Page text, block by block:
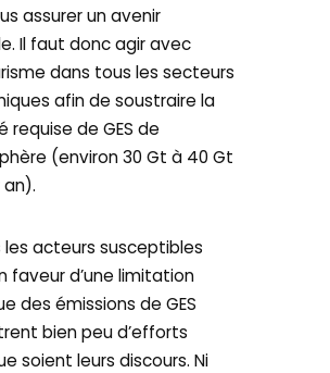
assurer un avenir
Il faut donc agir avec
dans tous les secteurs
afin de soustraire la
requise de GES de
(environ 30 Gt à 40 Gt
an).
les acteurs susceptibles
faveur d’une limitation
des émissions de GES
bien peu d’efforts
soient leurs discours. Ni